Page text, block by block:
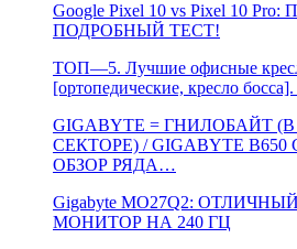
Google Pixel 10 vs Pixel 10
ПОДРОБНЫЙ ТЕСТ!
ТОП—5. Лучшие офисные
[ортопедические, кресло
GIGABYTE = ГНИЛОБАЙТ
СЕКТОРЕ) / GIGABYTE B650
ОБЗОР РЯДА…
Gigabyte MO27Q2:
МОНИТОР НА 240 ГЦ